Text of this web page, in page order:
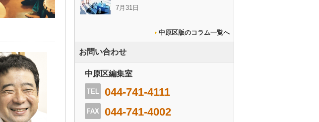
7月31日
中原区版のコラム一覧へ
お問い合わせ
中原区編集室
044-741-4111
044-741-4002